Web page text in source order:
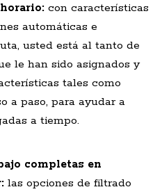
con características
automáticas e
usted está al tanto de
le han sido asignados y
tales como
a paso, para ayudar a
a tiempo.
completas en
las opciones de filtrado